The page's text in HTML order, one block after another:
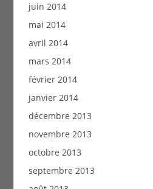
juin 2014
mai 2014
avril 2014
mars 2014
février 2014
janvier 2014
décembre 2013
novembre 2013
octobre 2013
septembre 2013